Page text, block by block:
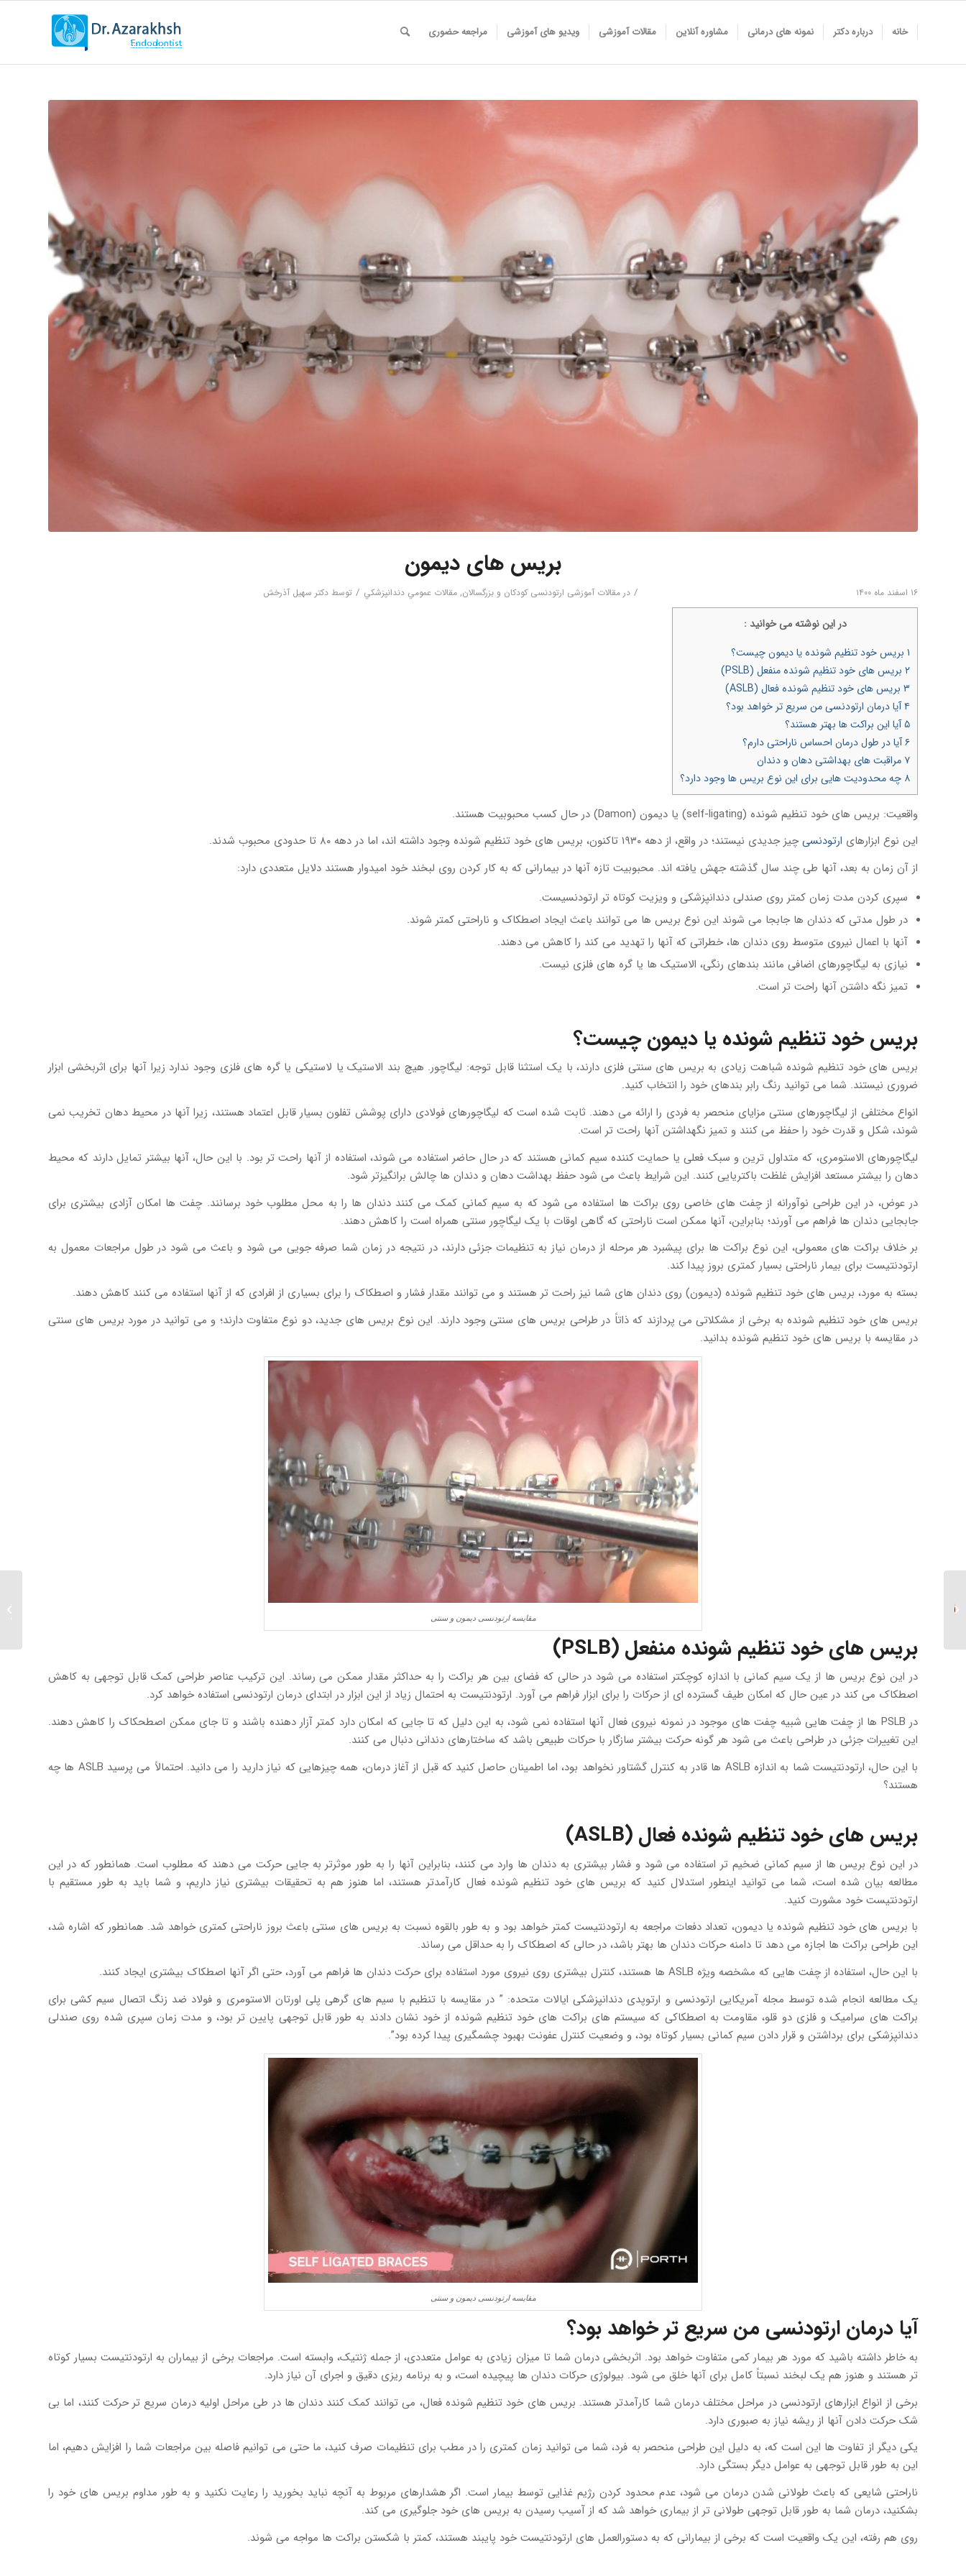
خانه درباره دکتر نمونه های درمانی مشاوره آنلاین مقالات آموزشی ویدیو های آموزشی مراجعه حضوری
بریس های دیمون
۱۶ اسفند ماه ۱۴۰۰ / درمقالات آموزشی ارتودنسی کودکان و بزرگسالان,مقالات عمومي دندانپزشكي / توسطدکتر سهیل آذرخش
در اين نوشته می خوانيد :
۱ بریس خود تنظیم شونده یا دیمون چیست؟
۲ بریس های خود تنظیم شونده منفعل (PSLB)
۳ بریس های خود تنظیم شونده فعال (ASLB)
۴آیا درمان ارتودنسی من سریع تر خواهد بود؟
۵آیا این براکت ها بهتر هستند؟
۶آیا در طول درمان احساس ناراحتی دارم؟
۷ مراقبت های بهداشتی دهان و دندان
۸ چه محدودیت هایی برای این نوع بریس ها وجود دارد؟
واقعیت: بریس های خود تنظیم شونده (self-ligating) یا دیمون (Damon) در حال کسب محبوبیت هستند.
این نوع ابزارهای ارتودنسیچیز جدیدی نیستند؛ در واقع، از دهه ۱۹۳۰ تاکنون، بریس های خود تنظیم شونده وجود داشته اند، اما در دهه ۸۰ تا حدودی محبوب شدند.
از آن زمان به بعد، آنها طی چند سال گذشته جهش یافته اند. محبوبیت تازه آنها در بیمارانی که به کار کردن روی لبخند خود امیدوار هستند دلایل متعددی دارد:
سپری کردن مدت زمان کمتر روی صندلی دندانپزشکی و ویزیت کوتاه تر ارتودنسیست.
در طول مدتی که دندان ها جابجا می شوند این نوع بریس ها می توانند باعث ایجاد اصطکاک و ناراحتی کمتر شوند.
آنها با اعمال نیروی متوسط ​​روی دندان ها، خطراتی که آنها را تهدید می کند را کاهش می دهند.
نیازی به لیگاچورهای اضافی مانند بندهای رنگی، الاستیک ها یا گره های فلزی نیست.
تمیز نگه داشتن آنها راحت تر است.
بریس خود تنظیم شونده یا دیمون چیست؟
بریس های خود تنظیم شونده شباهت زیادی به بریس های سنتی فلزی دارند، با یک استثنا قابل توجه: لیگاچور. هیچ بند الاستیک یا لاستیکی یا گره های فلزی وجود ندارد زیرا آنها برای اثربخشی ابزار
ضروری نیستند. شما می توانید رنگ رابر بندهای خود را انتخاب کنید.
انواع مختلفی از لیگاچورهای سنتی مزایای منحصر به فردی را ارائه می دهند. ثابت شده است که لیگاچورهای فولادی دارای پوشش تفلون بسیار قابل اعتماد هستند، زیرا آنها در محیط دهان تخریب نمی
شوند، شکل و قدرت خود را حفظ می کنند و تمیز نگهداشتن آنها راحت تر است.
لیگاچورهای الاستومری، که متداول ترین و سبک فعلی یا حمایت کننده سیم کمانی هستند که در حال حاضر استفاده می شوند، استفاده از آنها راحت تر بود. با این حال، آنها بیشتر تمایل دارند که محیط
دهان را بیشتر مستعد افزایش غلظت باکتریایی کنند. این شرایط باعث می شود حفظ بهداشت دهان و دندان ها چالش برانگیزتر شود.
در عوض، در این طراحی نوآورانه از چفت های خاصی روی براکت ها استفاده می شود که به سیم کمانی کمک می کنند دندان ها را به محل مطلوب خود برسانند. چفت ها امکان آزادی بیشتری برای
جابجایی دندان ها فراهم می آورند؛ بنابراین، آنها ممکن است ناراحتی که گاهی اوقات با یک لیگاچور سنتی همراه است را کاهش دهند.
بر خلاف براکت های معمولی، این نوع براکت ها برای پیشبرد هر مرحله از درمان نیاز به تنظیمات جزئی دارند، در نتیجه در زمان شما صرفه جویی می شود و باعث می شود در طول مراجعات معمول به
ارتودنتیست برای بیمار ناراحتی بسیار کمتری بروز پیدا کند.
بسته به مورد، بریس های خود تنظیم شونده (دیمون) روی دندان های شما نیز راحت تر هستند و می توانند مقدار فشار و اصطکاک را برای بسیاری از افرادی که از آنها استفاده می کنند کاهش دهند.
بریس های خود تنظیم شونده به برخی از مشکلاتی می پردازند که ذاتاً در طراحی بریس های سنتی وجود دارند. این نوع بریس های جدید، دو نوع متفاوت دارند؛ و می توانید در مورد بریس های سنتی
در مقایسه با بریس های خود تنظیم شونده بدانید.
مقایسه ارتودنسی دیمون و سنتی
بریس های خود تنظیم شونده منفعل (PSLB)
در این نوع بریس ها از یک سیم کمانی با اندازه کوچکتر استفاده می شود در حالی که فضای بین هر براکت را به حداکثر مقدار ممکن می رساند. این ترکیب عناصر طراحی کمک قابل توجهی به کاهش
اصطکاک می کند در عین حال که امکان طیف گسترده ای از حرکات را برای ابزار فراهم می آورد. ارتودنتیست به احتمال زیاد از این ابزار در ابتدای درمان ارتودنسی استفاده خواهد کرد.
در PSLB ها از چفت هایی شبیه چفت های موجود در نمونه نیروی فعال آنها استفاده نمی شود، به این دلیل که تا جایی که امکان دارد کمتر آزار دهنده باشند و تا جای ممکن اصطحکاک را کاهش دهند.
این تغییرات جزئی در طراحی باعث می شود هر گونه حرکت بیشتر سازگار با حرکات طبیعی باشد که ساختارهای دندانی دنبال می کنند.
با این حال، ارتودنتیست شما به اندازه ASLB ها قادر به کنترل گشتاور نخواهد بود، اما اطمینان حاصل کنید که قبل از آغاز درمان، همه چیزهایی که نیاز دارید را می دانید. احتمالاً می پرسید ASLB ها چه
هستند؟
بریس های خود تنظیم شونده فعال (ASLB)
در این نوع بریس ها از سیم کمانی ضخیم تر استفاده می شود و فشار بیشتری به دندان ها وارد می کنند، بنابراین آنها را به طور موثرتر به جایی حرکت می دهند که مطلوب است. همانطور که در این
مطالعه بیان شده است، شما می توانید اینطور استدلال کنید که بریس های خود تنظیم شونده فعال کارآمدتر هستند، اما هنوز هم به تحقیقات بیشتری نیاز داریم، و شما باید به طور مستقیم با
ارتودنتیست خود مشورت کنید.
با بریس های خود تنظیم شونده یا دیمون، تعداد دفعات مراجعه به ارتودنتیست کمتر خواهد بود و به طور بالقوه نسبت به بریس های سنتی باعث بروز ناراحتی کمتری خواهد شد. همانطور که اشاره شد،
این طراحی براکت ها اجازه می دهد تا دامنه حرکات دندان ها بهتر باشد، در حالی که اصطکاک را به حداقل می رساند.
با این حال، استفاده از چفت هایی که مشخصه ویژه ASLB ها هستند، کنترل بیشتری روی نیروی مورد استفاده برای حرکت دندان ها فراهم می آورد، حتی اگر آنها اصطکاک بیشتری ایجاد کنند.
یک مطالعه انجام شده توسط مجله آمریکایی ارتودنسی و ارتوپدی دندانپزشکی ایالات متحده: ” در مقایسه با تنظیم با سیم های گرهی پلی اورتان الاستومری و فولاد ضد زنگ اتصال سیم کشی برای
براکت های سرامیک و فلزی دو قلو، مقاومت به اصطکاکی که سیستم های براکت های خود تنظیم شونده از خود نشان دادند به طور قابل توجهی پایین تر بود، و مدت زمان سپری شده روی صندلی
دندانپزشکی برای برداشتن و قرار دادن سیم کمانی بسیار کوتاه بود، و وضعیت کنترل عفونت بهبود چشمگیری پیدا کرده بود”.
مقایسه ارتودنسی دیمون و سنتی
آیا درمان ارتودنسی من سریع تر خواهد بود؟
به خاطر داشته باشید که مورد هر بیمار کمی متفاوت خواهد بود. اثربخشی درمان شما تا میزان زیادی به عوامل متعددی، از جمله ژنتیک، وابسته است. مراجعات برخی از بیماران به ارتودنتیست بسیار کوتاه
تر هستند و هنوز هم یک لبخند نسبتاً کامل برای آنها خلق می شود. بیولوژی حرکات دندان ها پیچیده است، و به برنامه ریزی دقیق و اجرای آن نیاز دارد.
برخی از انواع ابزارهای ارتودنسی در مراحل مختلف درمان شما کارآمدتر هستند. بریس های خود تنظیم شونده فعال، می توانند کمک کنند دندان ها در طی مراحل اولیه درمان سریع تر حرکت کنند، اما بی
شک حرکت دادن آنها از ریشه نیاز به صبوری دارد.
یکی دیگر از تفاوت ها این است که، به دلیل این طراحی منحصر به فرد، شما می توانید زمان کمتری را در مطب برای تنظیمات صرف کنید، ما حتی می توانیم فاصله بین مراجعات شما را افزایش دهیم، اما
این به طور قابل توجهی به عوامل دیگر بستگی دارد.
ناراحتی شایعی که باعث طولانی شدن درمان می شود، عدم محدود کردن رژیم غذایی توسط بیمار است. اگر هشدارهای مربوط به آنچه نباید بخورید را رعایت نکنید و به طور مداوم بریس های خود را
بشکنید، درمان شما به طور قابل توجهی طولانی تر از بیماری خواهد شد که از آسیب رسیدن به بریس های خود جلوگیری می کند.
روی هم رفته، این یک واقعیت است که برخی از بیمارانی که به دستورالعمل های ارتودنتیست خود پایبند هستند، کمتر با شکستن براکت ها مواجه می شوند.
سرما